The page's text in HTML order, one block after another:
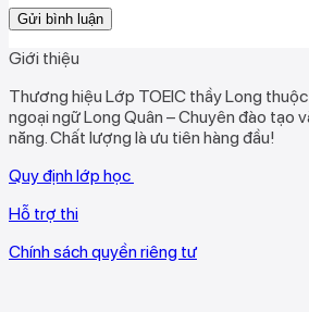
Giới thiệu
Thương hiệu Lớp TOEIC thầy Long
ngoại ngữ Long Quân – Chuyên đào tạo
năng. Chất lượng là ưu tiên hàng đầu!
Quy định lớp học
Hỗ trợ thi
Chính sách quyền riêng tư